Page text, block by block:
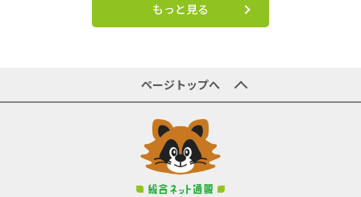
もっと見る
ページトップへ